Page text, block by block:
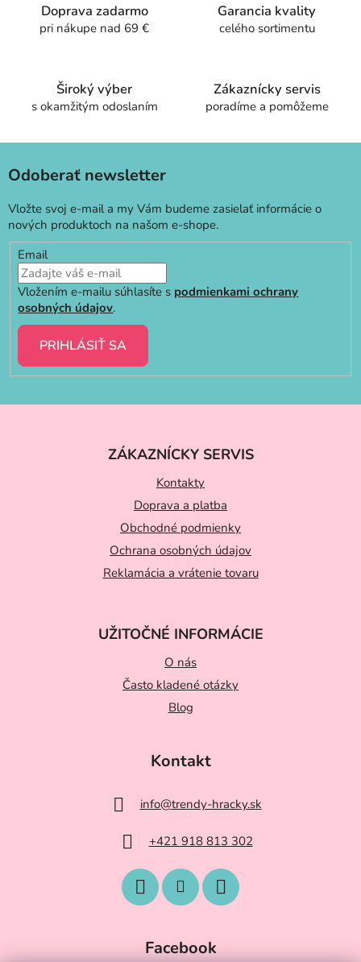
Doprava zadarmo
pri nákupe nad 69 €
Garancia kvality
celého sortimentu
Široký výber
s okamžitým odoslaním
Zákaznícky servis
poradíme a pomôžeme
Odoberať newsletter
Vložte svoj e-mail a my Vám budeme zasielať informácie o
nových produktoch na našom e-shope.
Email
Vložením e-mailu súhlasíte s podmienkami ochrany
osobných údajov.
PRIHLÁSIŤ SA
ZÁKAZNÍCKY SERVIS
Kontakty
Doprava a platba
Obchodné podmienky
Ochrana osobných údajov
Reklamácia a vrátenie tovaru
UŽITOČNÉ INFORMÁCIE
O nás
Často kladené otázky
Blog
Kontakt
info@trendy-hracky.sk
+421 918 813 302
Facebook